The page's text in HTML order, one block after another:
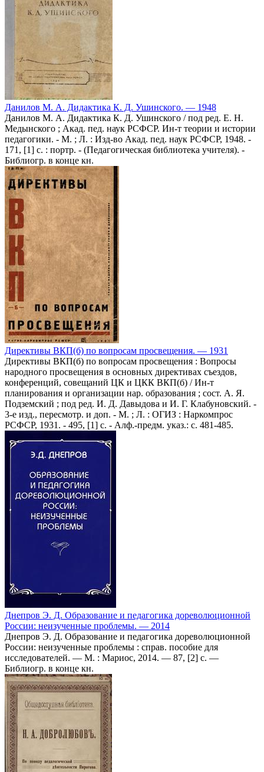
Данилов М. А. Дидактика К. Д. Ушинского. — 1948
Данилов М. А. Дидактика К. Д. Ушинского / под ред. Е. Н.
Медынского ; Акад. пед. наук РСФСР. Ин-т теории и истории
педагогики. - М. ; Л. : Изд-во Акад. пед. наук РСФСР, 1948. -
171, [1] с. : портр. - (Педагогическая библиотека учителя). -
Библиогр. в конце кн.
Директивы ВКП(б) по вопросам просвещения. — 1931
Директивы ВКП(б) по вопросам просвещения : Вопросы
народного просвещения в основных директивах съездов,
конференций, совещаний ЦК и ЦКК ВКП(б) / Ин-т
планирования и организации нар. образования ; сост. А. Я.
Подземский ; под ред. И. Д. Давыдова и И. Г. Клабуновский. -
3-е изд., пересмотр. и доп. - М. ; Л. : ОГИЗ : Наркомпрос
РСФСР, 1931. - 495, [1] с. - Алф.-предм. указ.: с. 481-485.
Днепров Э. Д. Образование и педагогика дореволюционной
России: неизученные проблемы. — 2014
Днепров Э. Д. Образование и педагогика дореволюционной
России: неизученные проблемы : справ. пособие для
исследователей. — М. : Мариос, 2014. — 87, [2] с. —
Библиогр. в конце кн.